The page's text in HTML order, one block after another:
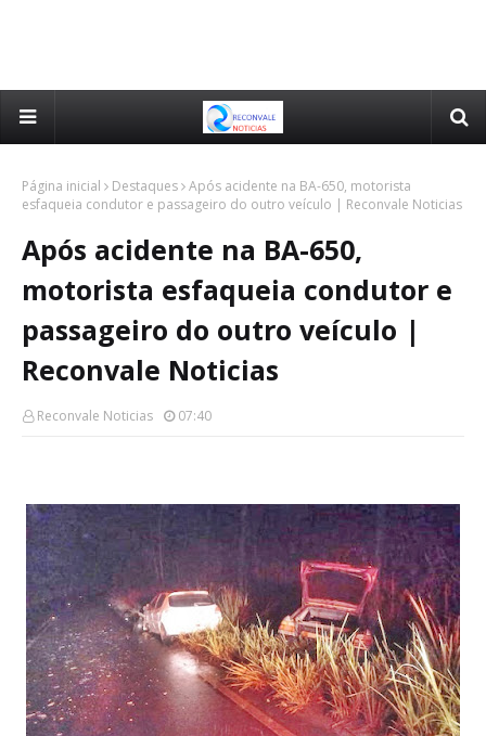
Página inicial Destaques Após acidente na BA-650, motorista
esfaqueia condutor e passageiro do outro veículo | Reconvale Noticias
Após acidente na BA-650,
motorista esfaqueia condutor e
passageiro do outro veículo |
Reconvale Noticias
Reconvale Noticias 07:40